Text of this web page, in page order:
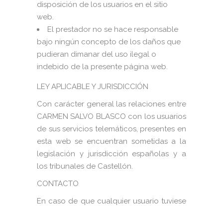
disposición de los usuarios en el sitio
web.
El prestador no se hace responsable
bajo ningún concepto de los daños que
pudieran dimanar del uso ilegal o
indebido de la presente página web.
LEY APLICABLE Y JURISDICCIÓN
Con carácter general las relaciones entre
CARMEN SALVO BLASCO con los usuarios
de sus servicios telemáticos, presentes en
esta web se encuentran sometidas a la
legislación y jurisdicción españolas y a
los tribunales de Castellón.
CONTACTO
En caso de que cualquier usuario tuviese